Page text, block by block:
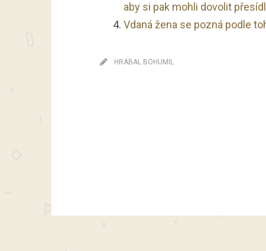
aby si pak mohli dovolit
Vdaná žena se pozná podle
HRABAL BOHUMIL